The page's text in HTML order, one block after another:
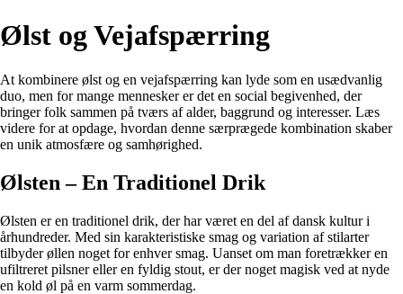
Ølst og Vejafspærring
At kombinere ølst og en vejafspærring kan lyde som en usædvanlig
duo, men for mange mennesker er det en social begivenhed, der
bringer folk sammen på tværs af alder, baggrund og interesser. Læs
videre for at opdage, hvordan denne særprægede kombination skaber
en unik atmosfære og samhørighed.
Ølsten – En Traditionel Drik
Ølsten er en traditionel drik, der har været en del af dansk kultur i
århundreder. Med sin karakteristiske smag og variation af stilarter
tilbyder øllen noget for enhver smag. Uanset om man foretrækker en
ufiltreret pilsner eller en fyldig stout, er der noget magisk ved at nyde
en kold øl på en varm sommerdag.